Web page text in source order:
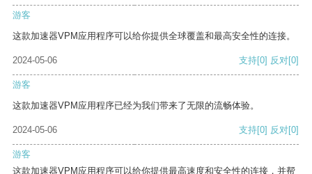
游客
这款加速器VPM应用程序可以给你提供全球覆盖和最高安全性的连接。
2024-05-06 支持[0] 反对[0]
游客
这款加速器VPM应用程序已经为我们带来了无限的流畅体验。
2024-05-06 支持[0] 反对[0]
游客
这款加速器VPM应用程序可以给你提供最高速度和安全性的连接，并帮